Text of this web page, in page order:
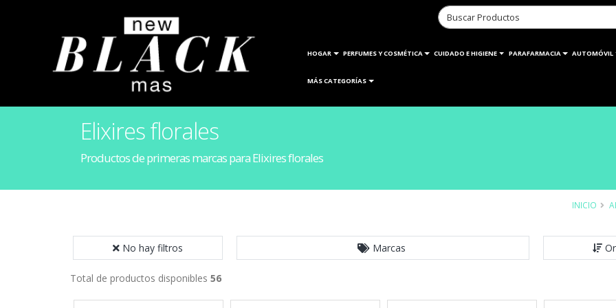
HOGAR PERFUMES Y COSMÉTICA CUIDADO E HIGIENE PARAFARMACIA AUTOMÓVIL
MÁS CATEGORÍAS
Elixires florales
Productos de primeras marcas para Elixires florales
INICIO
No hay filtros Marcas
Total de productos disponibles 56